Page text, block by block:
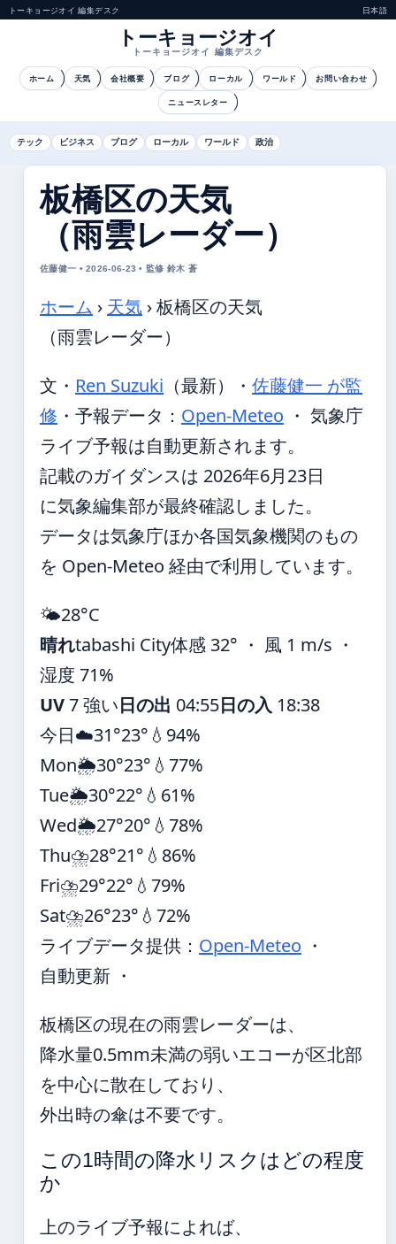
トーキョージオイ 編集デスク 日本語
トーキョージオイ
トーキョージオイ 編集デスク
ホーム 天気 会社概要 ブログ ローカル ワールド お問い合わせ
ニュースレター
テック ビジネス ブログ ローカル ワールド 政治
板橋区の天気
（雨雲レーダー）
佐藤健一 • 2026-06-23 • 監修 鈴木 蒼
ホーム › 天気 ›板橋区の天気
（雨雲レーダー）
文・ Ren Suzuki （最新） ・ 佐藤健一 が監
修 ・ 予報データ： Open-Meteo ・ 気象庁
ライブ予報は自動更新されます。
記載のガイダンスは 2026年6月23日
に気象編集部が最終確認しました。
データは気象庁ほか各国気象機関のもの
を Open-Meteo 経由で利用しています。
🌤️28°C
晴れtabashi City体感 32° ・ 風 1 m/s ・
湿度 71%
UV7 強い日の出 04:55日の入 18:38
今日☁️31°23° 💧94%
Mon🌦️30°23° 💧77%
Tue🌦️30°22° 💧61%
Wed🌦️27°20° 💧78%
Thu⛈️28°21° 💧86%
Fri⛈️29°22° 💧79%
Sat⛈️26°23° 💧72%
ライブデータ提供： Open-Meteo ・
自動更新 ・
板橋区の現在の雨雲レーダーは、
降水量0.5mm未満の弱いエコーが区北部
を中心に散在しており、
外出時の傘は不要です。
この1時間の降水リスクはどの程度
か
上のライブ予報によれば、